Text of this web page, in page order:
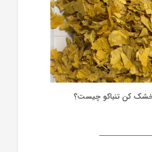
کن تنباکو چیست؟